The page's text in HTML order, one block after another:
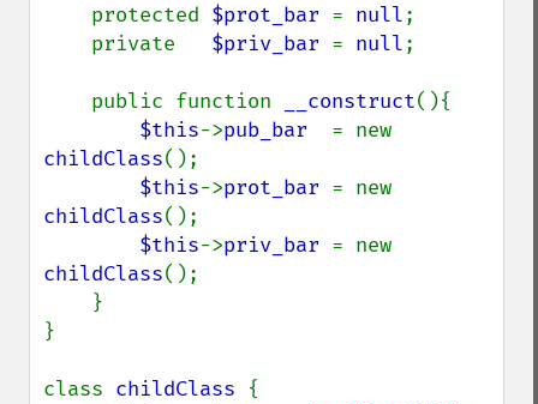
    protected
$prot_bar = null;
    private
$priv_bar = null;
    public function
__construct(){
$this->pub_bar
childClass();
$this->prot_bar
childClass();
$this->priv_bar
childClass();
}
class childClass {